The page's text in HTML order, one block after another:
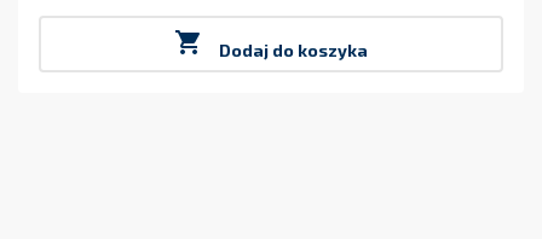
 Dodaj do koszyka